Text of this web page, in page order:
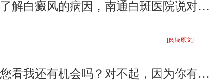
了解白癜风的病因，南通白斑医院说对于治疗很重要
[阅读原文]
您看我还有机会吗？对不起，因为你有白癜风